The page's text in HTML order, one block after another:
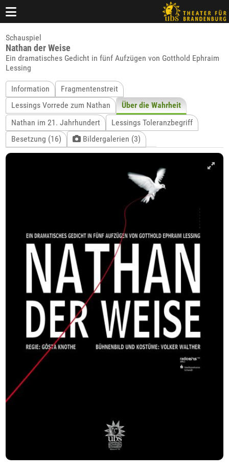
Schauspiel
Nathan der Weise
Ein dramatisches Gedicht in fünf Aufzügen von Gotthold Ephraim
Lessing
Information
Fragmentenstreit
Lessings Vorrede zum Nathan
Über die Wahrheit
Nathan im 21. Jahrhundert
Lessings Toleranzbegriff
Besetzung (16)
Bildergalerien (3)